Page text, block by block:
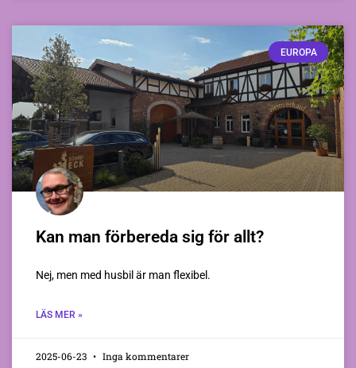
EUROPA
Kan man förbereda sig för allt?
Nej, men med husbil är man flexibel.
LÄS MER »
2025-06-23 Inga kommentarer